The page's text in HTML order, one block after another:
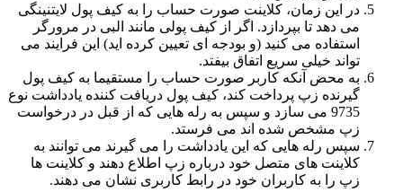
در این زمان، کلاینت صورت حساب را به کیف پول لایتنینگی
می دهد تا بپردازد. اگر از کیف پولی مانند البی در مرورگر
استفاده می کنید (و بودجه ای تعیین کرده اید) این فرایند می
تواند خیلی سریع اتفاق بیفتد.
به محض آنکه کاربر صورت حساب را مستقیما به کیف پول
گیرنده زپ پرداخت کند، کیف پول دریافت کننده یادداشت نوع
9735 می سازد و سپس به رله هایی که از قبل در درخواست
زپ مشخص شده اند می فرستد.
سپس رله هایی که این یادداشت را می گیرند می توانند به
کلاینت های متصل خود درباره زپ اطلاع دهند و کلاینت ها
زپ را به کاربران خود در رابط کاربری نشان می دهند.